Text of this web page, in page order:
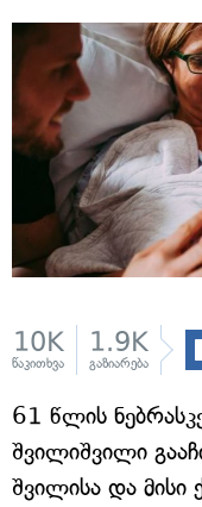
10K
წაკითხვა
1.9K
გაზიარება
61 წლის
შვილიშვილი
შვილისა და მისი